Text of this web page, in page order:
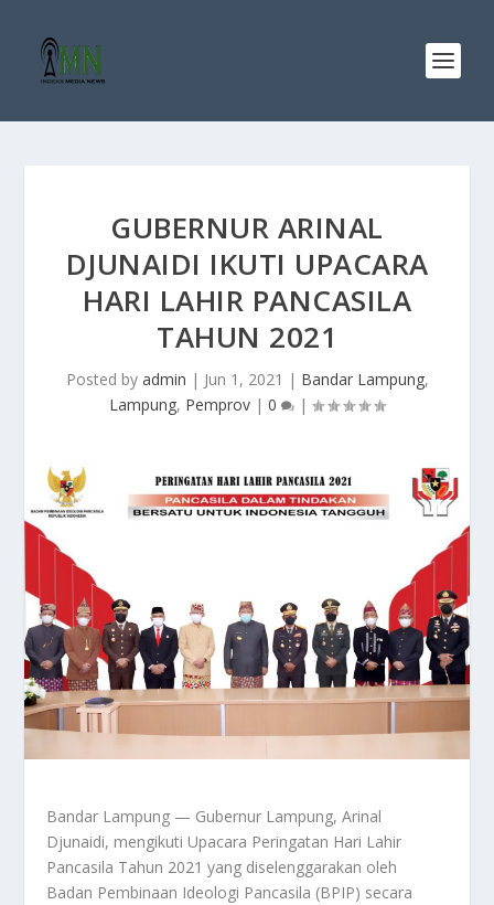
GUBERNUR ARINAL
DJUNAIDI IKUTI UPACARA
HARI LAHIR PANCASILA
TAHUN 2021
Posted by admin | Jun 1, 2021 | Bandar Lampung,
Lampung, Pemprov | 0 |
Bandar Lampung — Gubernur Lampung, Arinal
Djunaidi, mengikuti Upacara Peringatan Hari Lahir
Pancasila Tahun 2021 yang diselenggarakan oleh
Badan Pembinaan Ideologi Pancasila (BPIP) secara